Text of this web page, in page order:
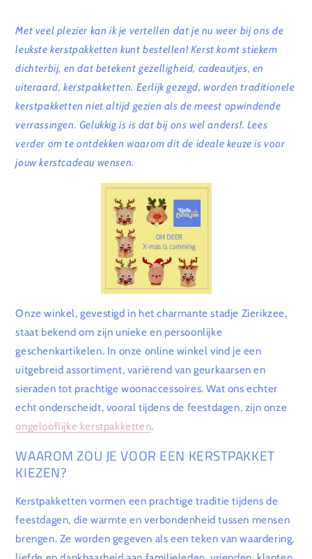
Met veel plezier kan ik je vertellen dat je nu weer bij ons de
leukste kerstpakketten kunt bestellen! Kerst komt stiekem
dichterbij, en dat betekent gezelligheid, cadeautjes, en
uiteraard, kerstpakketten. Eerlijk gezegd, worden traditionele
kerstpakketten niet altijd gezien als de meest opwindende
verrassingen. Gelukkig is is dat bij ons wel anders!. Lees
verder om te ontdekken waarom dit de ideale keuze is voor
jouw kerstcadeau wensen.
Onze winkel, gevestigd in het charmante stadje Zierikzee,
staat bekend om zijn unieke en persoonlijke
geschenkartikelen. In onze online winkel vind je een
uitgebreid assortiment, variërend van geurkaarsen en
sieraden tot prachtige woonaccessoires. Wat ons echter
echt onderscheidt, vooral tijdens de feestdagen, zijn onze
ongelooflijke kerstpakketten.
WAAROM ZOU JE VOOR EEN KERSTPAKKET
KIEZEN?
Kerstpakketten vormen een prachtige traditie tijdens de
feestdagen, die warmte en verbondenheid tussen mensen
brengen. Ze worden gegeven als een teken van waardering,